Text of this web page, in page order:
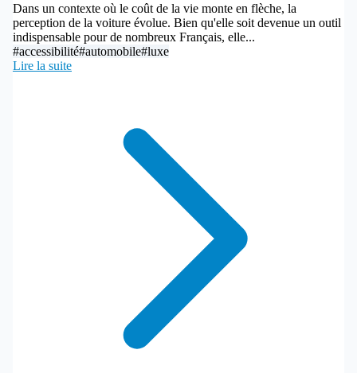
Dans un contexte où le coût de la vie monte en flèche, la
perception de la voiture évolue. Bien qu'elle soit devenue un outil
indispensable pour de nombreux Français, elle...
#accessibilité#automobile#luxe
Lire la suite